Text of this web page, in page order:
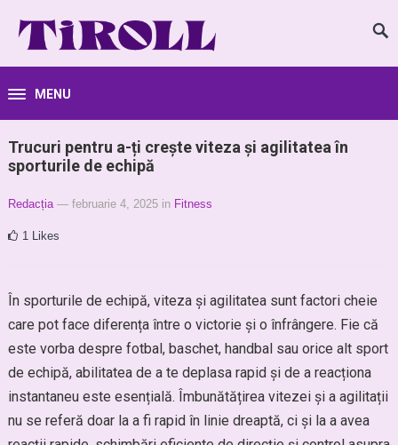
MENU
Trucuri pentru a-ți crește viteza și agilitatea în
sporturile de echipă
Redacția — februarie 4, 2025 in Fitness
1 Likes
În sporturile de echipă, viteza și agilitatea sunt factori cheie
care pot face diferența între o victorie și o înfrângere. Fie că
este vorba despre fotbal, baschet, handbal sau orice alt sport
de echipă, abilitatea de a te deplasa rapid și de a reacționa
instantaneu este esențială. Îmbunătățirea vitezei și a agilitații
nu se referă doar la a fi rapid în linie dreaptă, ci și la a avea